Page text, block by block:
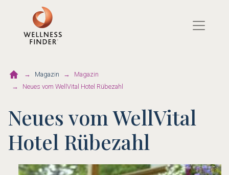
Magazin
Magazin
Neues vom WellVital Hotel Rübezahl
Neues vom WellVital
Hotel Rübezahl